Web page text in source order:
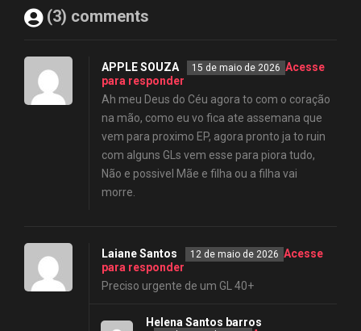
(3) comments
APPLE SOUZA 15 de maio de 2026 Acesse
para responder
Ah meu Deus do Céu agora to com o coração
na mão, como eu vo fica ate assemana que
vem para proximo EP, agora pronto ja to ruin
com alguns GLs vem esse para piora tudo,
Não e possivel Mãe e filha ou a filha vai
morre.
Laiane Santos 12 de maio de 2026 Acesse
para responder
Preciso urgente de um GL 40+
Helena Santos barros